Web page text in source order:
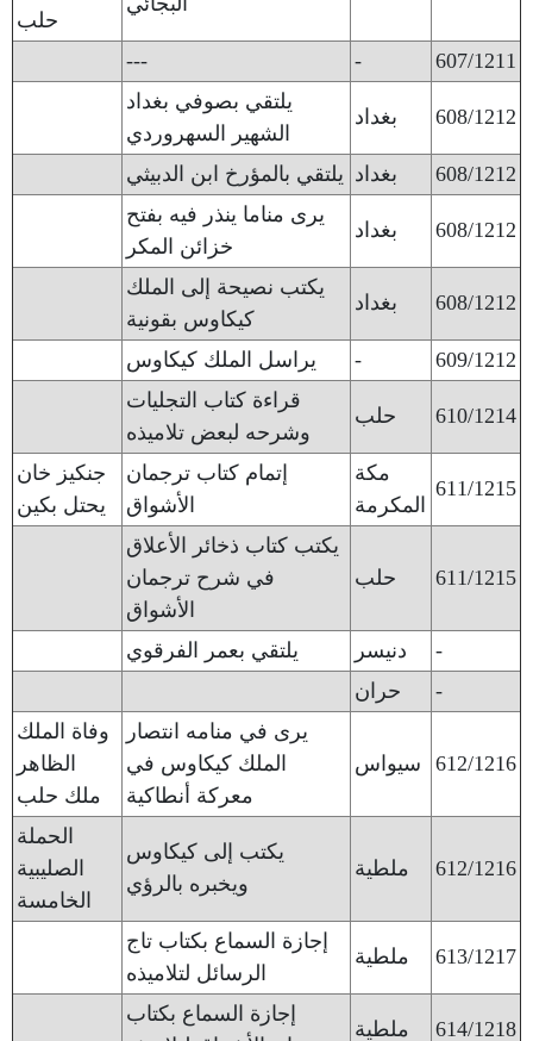
حلب
607/1211
-
---
608/1212 بغداد
يلتقي بصوفي بغداد
الشهير السهروردي
608/1212
بغداد يلتقي بالمؤرخ ابن الدبيثي
608/1212 بغداد
يرى مناما ينذر فيه بفتح
خزائن المكر
608/1212 بغداد
يكتب نصيحة إلى الملك
كيكاوس بقونية
609/1212
- يراسل الملك كيكاوس
610/1214 حلب
قراءة كتاب التجليات
وشرحه لبعض تلاميذه
611/1215
مكة
المكرمة
إتمام كتاب ترجمان
الأشواق
جنكيز خان
يحتل بكين
611/1215 حلب
يكتب كتاب ذخائر الأعلاق
في شرح ترجمان
الأشواق
-
دنيسر
يلتقي بعمر الفرقوي
-
حران
612/1216 سيواس
يرى في منامه انتصار
الملك كيكاوس في
معركة أنطاكية
وفاة الملك
الظاهر
ملك حلب
612/1216 ملطية
يكتب إلى كيكاوس
ويخبره بالرؤي
الحملة
الصليبية
الخامسة
613/1217 ملطية
إجازة السماع بكتاب تاج
الرسائل لتلاميذه
614/1218 ملطية
إجازة السماع بكتاب